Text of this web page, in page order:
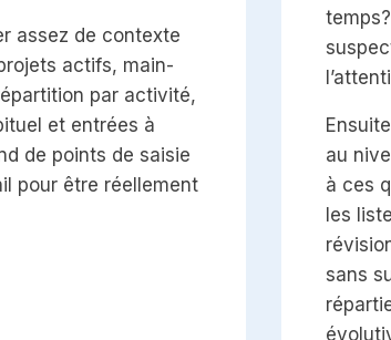
assez de contexte
actifs, main-
par activité,
et entrées à
de points de saisie
pour être réellement
au
à ces
les
sans